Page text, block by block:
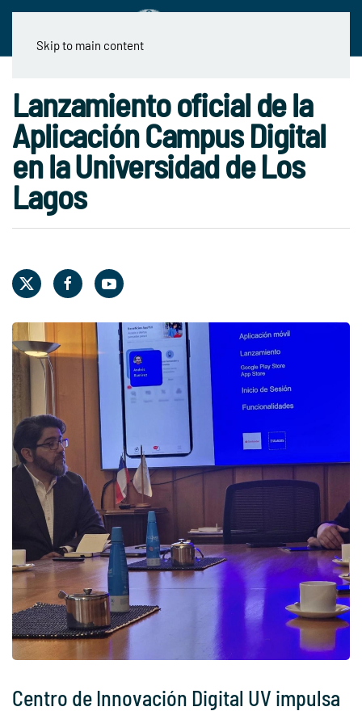
Skip to main content
Lanzamiento oficial de la
Aplicación Campus Digital
en la Universidad de Los
Lagos
Centro de Innovación Digital UV impulsa